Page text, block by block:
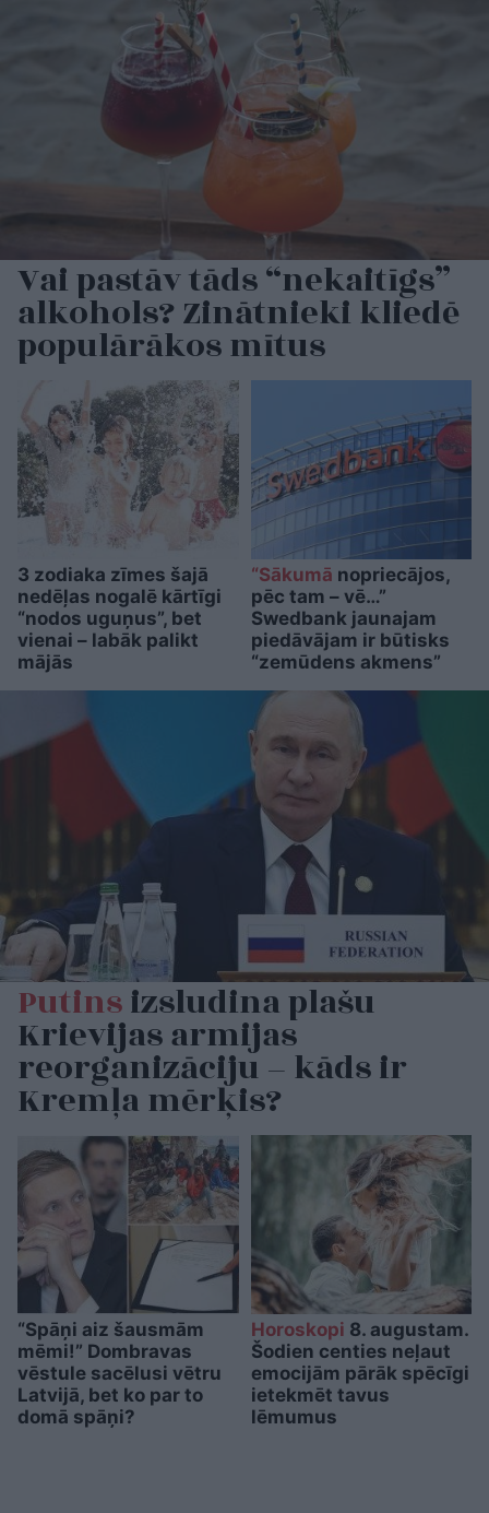
Vai pastāv tāds “nekaitīgs”
alkohols? Zinātnieki kliedē
populārākos mītus
3 zodiaka zīmes šajā
nedēļas nogalē kārtīgi
“nodos uguņus”, bet
vienai – labāk palikt
mājās
“Sākumā nopriecājos,
pēc tam – vē…”
Swedbank jaunajam
piedāvājam ir būtisks
“zemūdens akmens”
Putinsizsludina plašu
Krievijas armijas
reorganizāciju – kāds ir
Kremļa mērķis?
“Spāņi aiz šausmām
mēmi!” Dombravas
vēstule sacēlusi vētru
Latvijā, bet ko par to
domā spāņi?
Horoskopi 8. augustam.
Šodien centies neļaut
emocijām pārāk spēcīgi
ietekmēt tavus
lēmumus